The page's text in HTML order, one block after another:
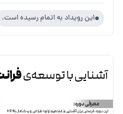
این رویداد به اتمام رسیده است.